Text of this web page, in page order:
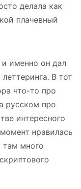
делала как
плачевный
и именно он дал
В тот
что-то про
русском про
интересного
нравилась
там много